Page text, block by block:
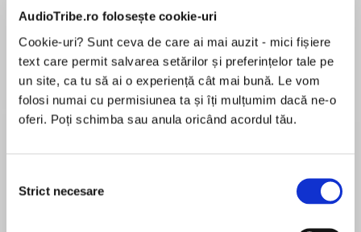
AudioTribe.ro folosește cookie-uri
Cookie-uri? Sunt ceva de care ai mai auzit - mici fișiere
text care permit salvarea setărilor și preferințelor tale pe
un site, ca tu să ai o experiență cât mai bună. Le vom
folosi numai cu permisiunea ta și îți mulțumim dacă ne-o
oferi. Poți schimba sau anula oricând acordul tău.
consimțământului
Strict necesare
În volumul său de debut, Laura Ionescu se
întoarce în copilărie și adolescență pentru a
pune întrebări despre lumea nevăzută a
părinților noștri. Autoarea își recompune mama
din dialoguri și momente doar ca să descopere
cât de complexă a fost ca personaj.
integra trauma în ceea ce devenim și despre
cine sunt ai noștri dincolo de faptul că sunt ai
MAI MULT
Recenzii
O carte dureros de frumoasă. Nu am ascultat
cartea ci am simțit-o, am trăit-o. Felicitări